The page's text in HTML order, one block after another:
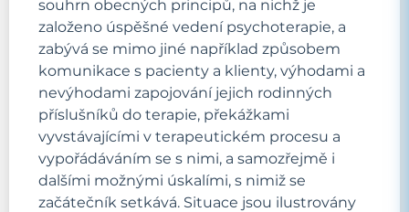
souhrn obecných principů, na nichž je
založeno úspěšné vedení psychoterapie, a
zabývá se mimo jiné například způsobem
komunikace s pacienty a klienty, výhodami a
nevýhodami zapojování jejich rodinných
příslušníků do terapie, překážkami
vyvstávajícími v terapeutickém procesu a
vypořádáváním se s nimi, a samozřejmě i
dalšími možnými úskalími, s nimiž se
začátečník setkává. Situace jsou ilustrovány